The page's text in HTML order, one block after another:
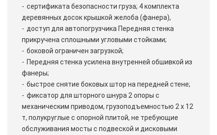
сертификата безопасности груза; 4 комплекта
деревянных досок крышкой желоба (фанера),
доступ для автопогрузчика Передняя стенка
прикручена сплошными угловыми стойками;
боковой ограничен загрузкой;
Передняя стенка усилена внутренней обшивкой из
фанеры;
быстрое снятие боковых штор на передней стене;
фиксатор для шторного шнура 2 опоры с
механическим приводом, грузоподъемностью 2 х 12
т, полукруглые с опорной плитой, не требующие
обслуживания мосты с подвеской и дисковыми